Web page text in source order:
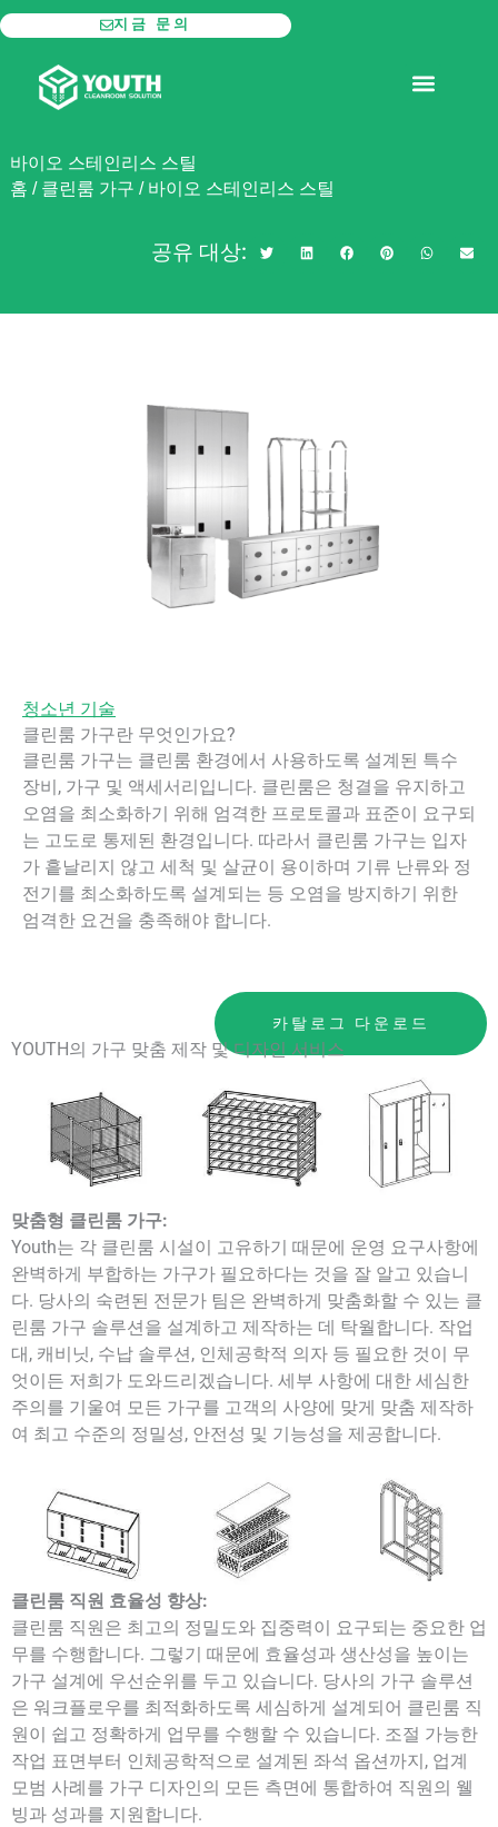
콘
텐
뛰
기
지금 문의
바이오 스테인리스 스틸
홈 / 클린룸 가구 / 바이오 스테인리스 스틸
공유 대상:
청소년 기술
클린룸 가구란 무엇인가요?
클린룸 가구는 클린룸 환경에서 사용하도록 설계된 특수
장비, 가구 및 액세서리입니다. 클린룸은 청결을 유지하고
오염을 최소화하기 위해 엄격한 프로토콜과 표준이 요구되
는 고도로 통제된 환경입니다. 따라서 클린룸 가구는 입자
가 흩날리지 않고 세척 및 살균이 용이하며 기류 난류와 정
전기를 최소화하도록 설계되는 등 오염을 방지하기 위한
엄격한 요건을 충족해야 합니다.
카탈로그 다운로드
YOUTH의 가구 맞춤 제작 및 디자인 서비스
맞춤형 클린룸 가구:
Youth는 각 클린룸 시설이 고유하기 때문에 운영 요구사항에
완벽하게 부합하는 가구가 필요하다는 것을 잘 알고 있습니
다. 당사의 숙련된 전문가 팀은 완벽하게 맞춤화할 수 있는 클
린룸 가구 솔루션을 설계하고 제작하는 데 탁월합니다. 작업
대, 캐비닛, 수납 솔루션, 인체공학적 의자 등 필요한 것이 무
엇이든 저희가 도와드리겠습니다. 세부 사항에 대한 세심한
주의를 기울여 모든 가구를 고객의 사양에 맞게 맞춤 제작하
여 최고 수준의 정밀성, 안전성 및 기능성을 제공합니다.
클린룸 직원 효율성 향상:
클린룸 직원은 최고의 정밀도와 집중력이 요구되는 중요한 업
무를 수행합니다. 그렇기 때문에 효율성과 생산성을 높이는
가구 설계에 우선순위를 두고 있습니다. 당사의 가구 솔루션
은 워크플로우를 최적화하도록 세심하게 설계되어 클린룸 직
원이 쉽고 정확하게 업무를 수행할 수 있습니다. 조절 가능한
작업 표면부터 인체공학적으로 설계된 좌석 옵션까지, 업계
모범 사례를 가구 디자인의 모든 측면에 통합하여 직원의 웰
빙과 성과를 지원합니다.